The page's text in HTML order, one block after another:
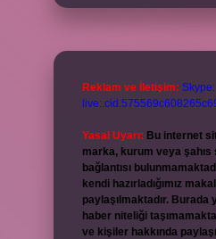
Reklam ve İletişim: Skype:
Yasal Uyarı: Bu internet
marka, kurum veya
bağlantısı
kendi hazırladığımız
paylaşılmaktadır.
haber niteliği
ve kişiler hakkında